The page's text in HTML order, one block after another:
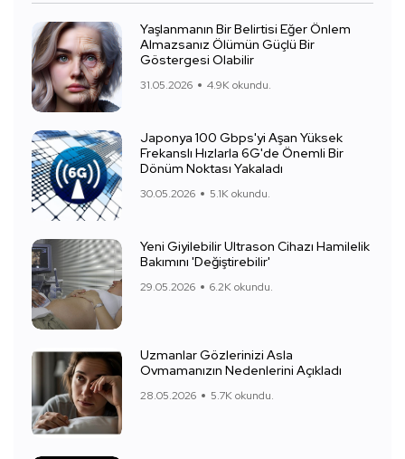
Yaşlanmanın Bir Belirtisi Eğer Önlem
Almazsanız Ölümün Güçlü Bir
Göstergesi Olabilir
31.05.2026 4.9K okundu.
Japonya 100 Gbps'yi Aşan Yüksek
Frekanslı Hızlarla 6G'de Önemli Bir
Dönüm Noktası Yakaladı
30.05.2026 5.1K okundu.
Yeni Giyilebilir Ultrason Cihazı Hamilelik
Bakımını 'Değiştirebilir'
29.05.2026 6.2K okundu.
Uzmanlar Gözlerinizi Asla
Ovmamanızın Nedenlerini Açıkladı
28.05.2026 5.7K okundu.